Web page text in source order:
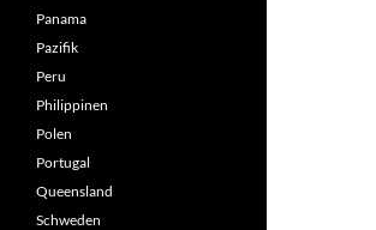
Panama
Pazifik
Peru
Philippinen
Polen
Portugal
Queensland
Schweden